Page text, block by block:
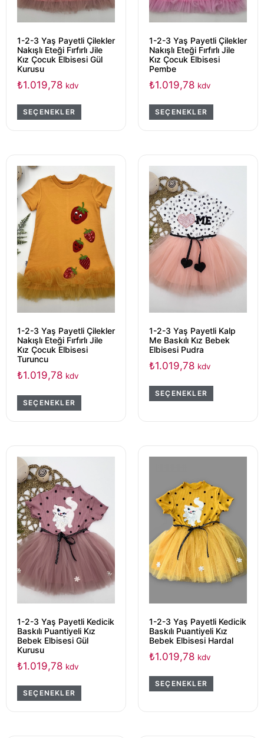
1-2-3 Yaş Payetli Çilekler
Nakışlı Eteği Fırfırlı Jile
Kız Çocuk Elbisesi Gül
Kurusu
₺1.019,78 kdv
SEÇENEKLER
1-2-3 Yaş Payetli Çilekler
Nakışlı Eteği Fırfırlı Jile
Kız Çocuk Elbisesi
Pembe
₺1.019,78 kdv
SEÇENEKLER
1-2-3 Yaş Payetli Çilekler
Nakışlı Eteği Fırfırlı Jile
Kız Çocuk Elbisesi
Turuncu
₺1.019,78 kdv
SEÇENEKLER
1-2-3 Yaş Payetli Kalp
Me Baskılı Kız Bebek
Elbisesi Pudra
₺1.019,78 kdv
SEÇENEKLER
1-2-3 Yaş Payetli Kedicik
Baskılı Puantiyeli Kız
Bebek Elbisesi Gül
Kurusu
₺1.019,78 kdv
SEÇENEKLER
1-2-3 Yaş Payetli Kedicik
Baskılı Puantiyeli Kız
Bebek Elbisesi Hardal
₺1.019,78 kdv
SEÇENEKLER